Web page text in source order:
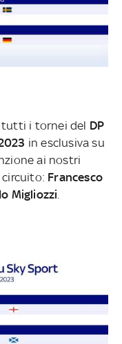
i tornei del DP
in esclusiva su
ai nostri
Francesco
Migliozzi.